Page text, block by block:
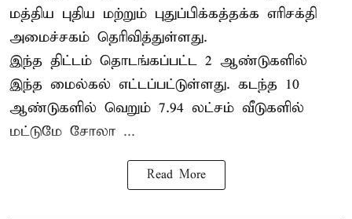
மத்திய புதிய மற்றும் புதுப்பிக்கத்தக்க எரிசக்தி
அமைச்சகம் தெரிவித்துள்ளது.
இந்த திட்டம் தொடங்கப்பட்ட 2 ஆண்டுகளில்
இந்த மைல்கல் எட்டப்பட்டுள்ளது. கடந்த 10
ஆண்டுகளில் வெறும் 7.94 லட்சம் வீடுகளில்
மட்டுமே சோலா ...
Read More